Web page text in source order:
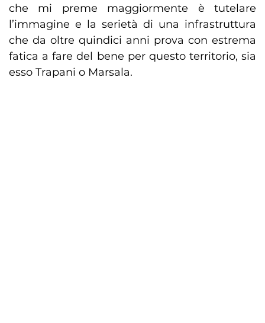
che mi preme maggiormente è tutelare
l’immagine e la serietà di una infrastruttura
che da oltre quindici anni prova con estrema
fatica a fare del bene per questo territorio, sia
esso Trapani o Marsala.